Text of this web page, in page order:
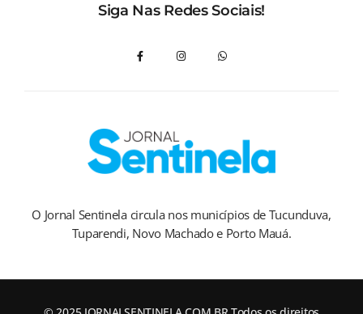
Siga Nas Redes Sociais!
O Jornal Sentinela circula nos municípios de Tucunduva,
Tuparendi, Novo Machado e Porto Mauá.